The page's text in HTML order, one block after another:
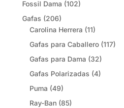
Fossil Dama (102)
Gafas (206)
Carolina Herrera (11)
Gafas para Caballero (117)
Gafas para Dama (32)
Gafas Polarizadas (4)
Puma (49)
Ray-Ban (85)